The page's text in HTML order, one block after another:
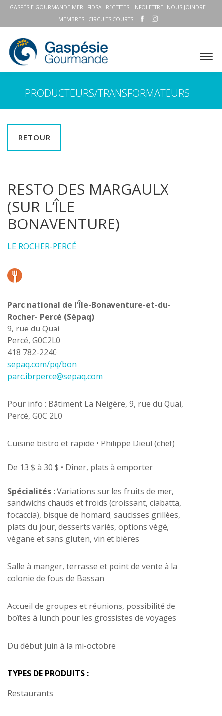
GASPÉSIE GOURMANDE MER FIDSA RECETTES INFOLETTRE
NOUS JOINDRE
MEMBRES
CIRCUITS COURTS
PRODUCTEURS/TRANSFORMATEURS
RETOUR
RESTO DES MARGAULX
(SUR L’ÎLE
BONAVENTURE)
LE ROCHER-PERCÉ
Parc national de l’Île-Bonaventure-et-du-
Rocher- Percé (Sépaq)
9, rue du Quai
Percé, G0C2L0
418 782-2240
sepaq.com/pq/bon
parc.ibrperce@sepaq.com
Pour info : Bâtiment La Neigère, 9, rue du Quai,
Percé, G0C 2L0
Cuisine bistro et rapide • Philippe Dieul (chef)
De 13 $ à 30 $ • Dîner, plats à emporter
Spécialités :Variations sur les fruits de mer,
sandwichs chauds et froids (croissant, ciabatta,
focaccia), bisque de homard, saucisses grillées,
plats du jour, desserts variés, options végé,
végane et sans gluten, vin et bières
Salle à manger, terrasse et point de vente à la
colonie de fous de Bassan
Accueil de groupes et réunions, possibilité de
boîtes à lunch pour les grossistes de voyages
Du début juin à la mi-octobre
TYPES DE PRODUITS :
Restaurants